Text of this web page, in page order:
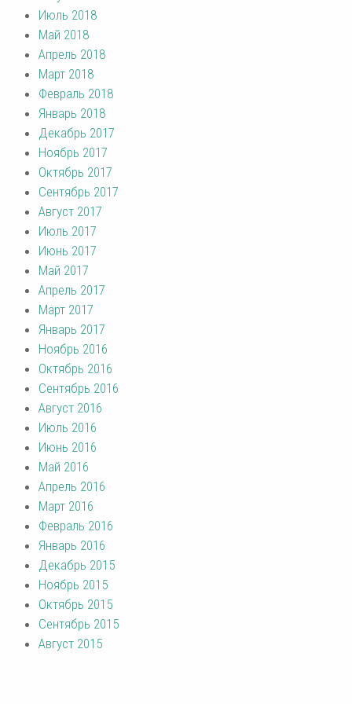
Июль 2018
Май 2018
Апрель 2018
Март 2018
Февраль 2018
Январь 2018
Декабрь 2017
Ноябрь 2017
Октябрь 2017
Сентябрь 2017
Август 2017
Июль 2017
Июнь 2017
Май 2017
Апрель 2017
Март 2017
Январь 2017
Ноябрь 2016
Октябрь 2016
Сентябрь 2016
Август 2016
Июль 2016
Июнь 2016
Май 2016
Апрель 2016
Март 2016
Февраль 2016
Январь 2016
Декабрь 2015
Ноябрь 2015
Октябрь 2015
Сентябрь 2015
Август 2015